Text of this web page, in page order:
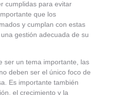
cumplidas para evitar
que los
y cumplan con estas
gestión adecuada de su
ser un tema importante, las
deben ser el único foco de
Es importante también
el crecimiento y la